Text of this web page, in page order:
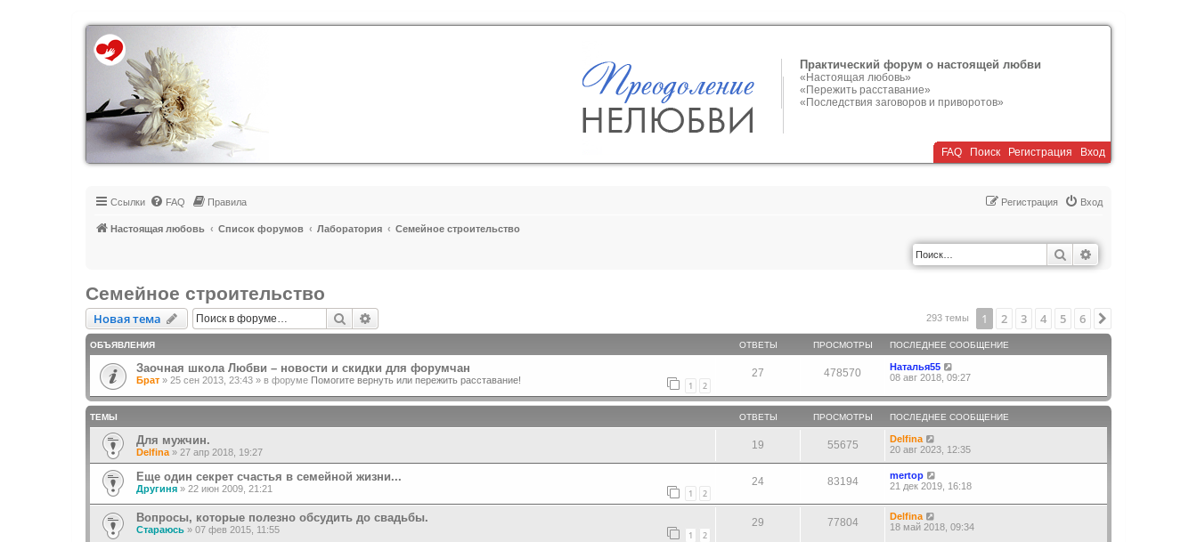
Регистрация
Практический форум о настоящей любви
«Настоящая любовь»
«Пережить расставание»
«Последствия заговоров и приворотов»
FAQ Поиск Регистрация Вход
Ссылки FAQ Правила Вход
Регистрация
Настоящая любовь Список форумов Лаборатория Семейное строительство
Поиск
Семейное строительство
Новая тема
Новаятема Поиск 293 темы 1 2 3 4 5 6
ОБЪЯВЛЕНИЯ ОТВЕТЫ ПРОСМОТРЫ ПОСЛЕДНЕЕ СООБЩЕНИЕ
Заочная школа Любви – новости и скидки для форумчан
Брат » 25 сен 2013, 23:43 » в форуме Помогите вернуть или пережить расставание! 1 2
27 478570
Наталья55
08 авг 2018, 09:27
ТЕМЫ ОТВЕТЫ ПРОСМОТРЫ ПОСЛЕДНЕЕ СООБЩЕНИЕ
Для мужчин.
Delfina » 27 апр 2018, 19:27
19 55675
Delfina
20 авг 2023, 12:35
Еще один секрет счастья в семейной жизни...
Другиня » 22 июн 2009, 21:21 1 2
24 83194
mertop
21 дек 2019, 16:18
Вопросы, которые полезно обсудить до свадьбы.
Стараюсь » 07 фев 2015, 11:55 1 2
29 77804
Delfina
18 май 2018, 09:34